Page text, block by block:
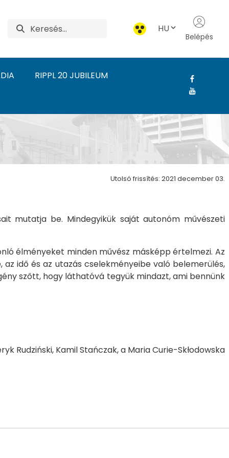
HU
Belépés
RIPPL 20 JUBILEUM
Művészeti Intézet
Utolsó frissítés: 2021 december 03.
mutatja be. Mindegyikük saját autonóm művészeti
élményeket minden művész másképp értelmezi. Az
idő és az utazás cselekményeibe való belemerülés,
szőtt, hogy láthatóvá tegyük mindazt, ami bennünk
Rudziński, Kamil Stańczak, a Maria Curie-Skłodowska